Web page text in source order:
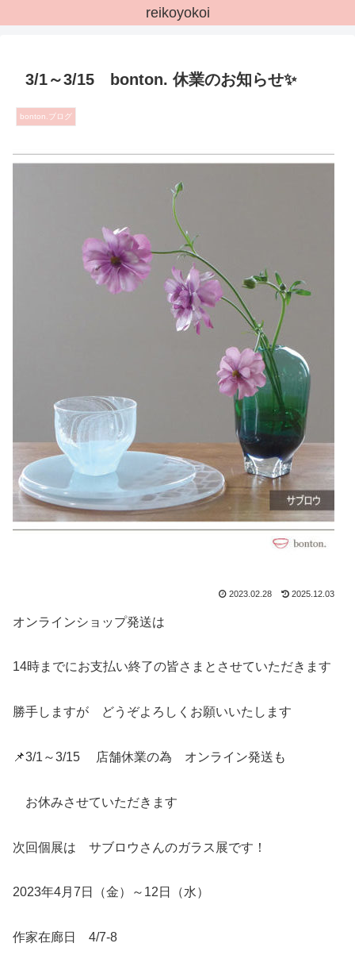
reikoyokoi
3/1～3/15 bonton. 休業のお知らせ✨
bonton.ブログ
2023.02.28 2025.12.03
オンラインショップ発送は
14時までにお支払い終了の皆さまとさせていただきます
勝手しますが どうぞよろしくお願いいたします
📌3/1～3/15 店舗休業の為 オンライン発送も
お休みさせていただきます
次回個展は サブロウさんのガラス展です！
2023年4月7日（金）～12日（水）
作家在廊日 4/7-8